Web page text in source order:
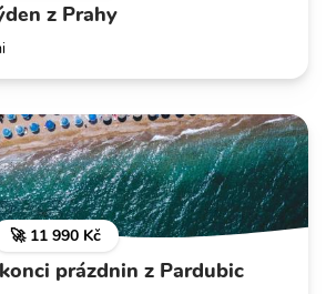
z Prahy
🚀 11 990 Kč
prázdnin z Pardubic